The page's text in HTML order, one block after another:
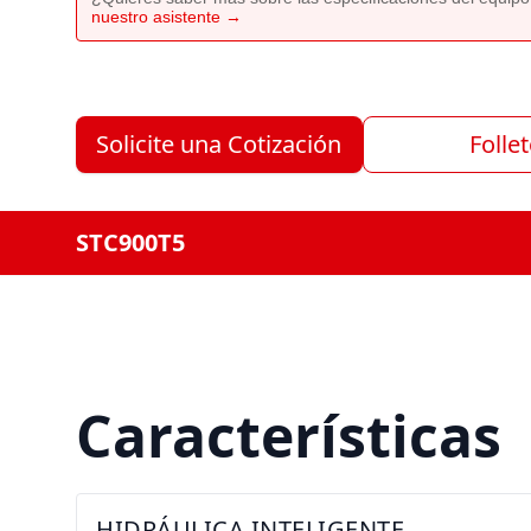
nuestro asistente →
Solicite una Cotización
STC900T5
Características